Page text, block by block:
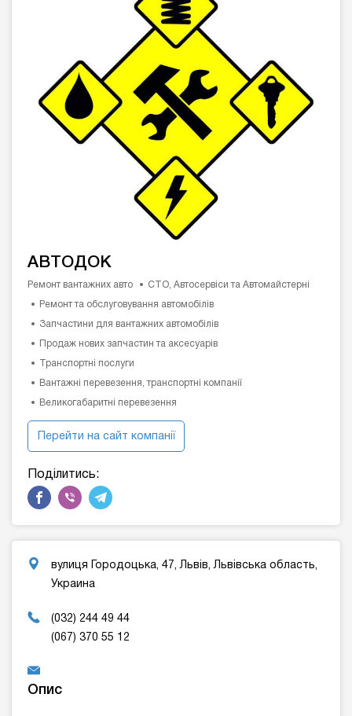
АВТОДОК
Ремонт вантажних авто СТО, Автосервіси та Автомайстерні
Ремонт та обслуговування автомобілів
Запчастини для вантажних автомобілів
Продаж нових запчастин та аксесуарів
Транспортні послуги
Вантажні перевезення, транспортні компанії
Великогабаритні перевезення
Перейти на сайт компанії
Поділитись:
вулиця Городоцька, 47, Львів, Львівська область,
Украина
(032) 244 49 44
(067) 370 55 12
Опис